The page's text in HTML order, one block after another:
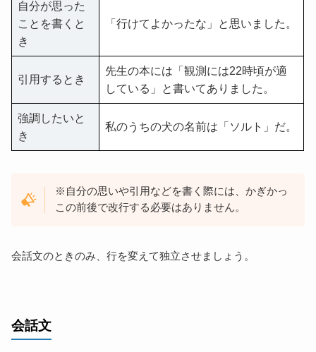
自分が思った
ことを書くと
き
「行けてよかったな」と思いました。
引用するとき
先生の本には「観測には22時頃が適
している」と書いてありました。
強調したいと
き
私のうちの犬の名前は「ソルト」だ。
※自分の思いや引用などを書く際には、かぎかっ
この前後で改行する必要はありません。
会話文のときのみ、行を変えて独立させましょう。
会話文